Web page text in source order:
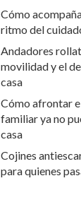
Cómo
ritmo del
Andadores
movilidad y el
casa
Cómo afrontar
familiar ya no
casa
Cojines
para quienes